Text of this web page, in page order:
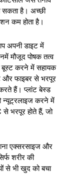
सकता है। अच्छी
कम होता है।
अपनी डाइट में
मौजूद पोषक तत्व
बूस्ट करने में सहायक
और फाइबर से भरपूर
करते हैं। प्लांट बेस्ड
न्यूट्रलाइज करने में
भरपूर होते हैं, जो
एक्सरसाइज और
शरीर की
से भी खुद को बचा